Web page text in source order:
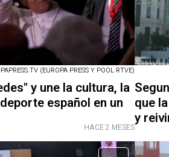
(EUROPA PRESS Y POOL RTVE)
y une la cultura, la
español en un
HACE 2 MESES
que
y